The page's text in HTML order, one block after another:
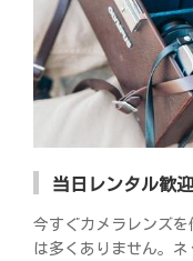
当日レンタル歓
今すぐカメラレンズ
は多くありません。